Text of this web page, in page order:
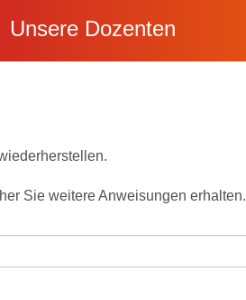
Unsere Dozenten
Sie weitere Anweisungen erhalten.